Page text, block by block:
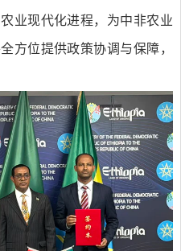
业现代化进程，为中非农业
方位提供政策协调与保障，